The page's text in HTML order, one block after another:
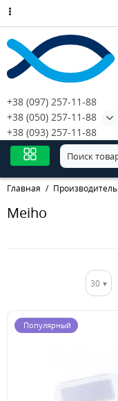
+38 (097) 257-11-88
+38 (050) 257-11-88
+38 (093) 257-11-88
Главная Производитель
Meiho
30
Популярный